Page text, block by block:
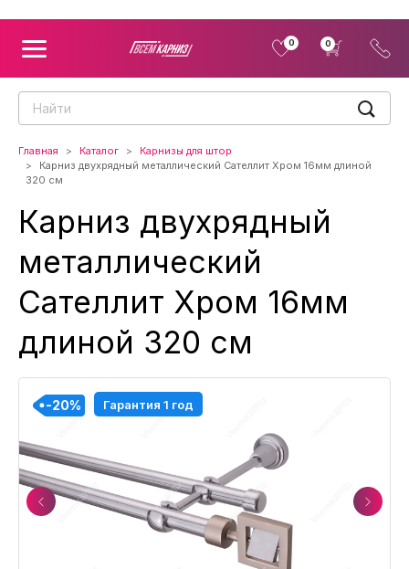
0 0
Главная Каталог
Карнизы для штор
Карниз двухрядный металлический Сателлит Хром 16мм длиной
320 см
Карниз двухрядный
металлический
Сателлит Хром 16мм
длиной 320 см
Previous
-20% Гарантия 1 год
-20%
-20%
-20%
-20%
-20%
-20%
-20%
-20%
Next